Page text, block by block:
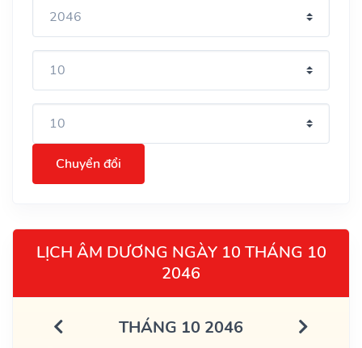
Chuyển đổi
LỊCH ÂM DƯƠNG NGÀY 10 THÁNG 10
2046
THÁNG 10 2046